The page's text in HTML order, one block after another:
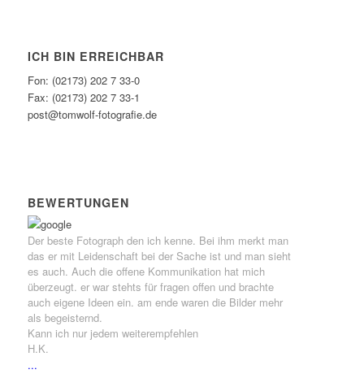
ICH BIN ERREICHBAR
Fon: (02173) 202 7 33-0
Fax: (02173) 202 7 33-1
post@tomwolf-fotografie.de
BEWERTUNGEN
Der beste Fotograph den ich kenne. Bei ihm merkt man
das er mit Leidenschaft bei der Sache ist und man sieht
es auch. Auch die offene Kommunikation hat mich
überzeugt. er war stehts für fragen offen und brachte
auch eigene Ideen ein. am ende waren die Bilder mehr
als begeisternd.
Kann ich nur jedem weiterempfehlen
H.K.
...